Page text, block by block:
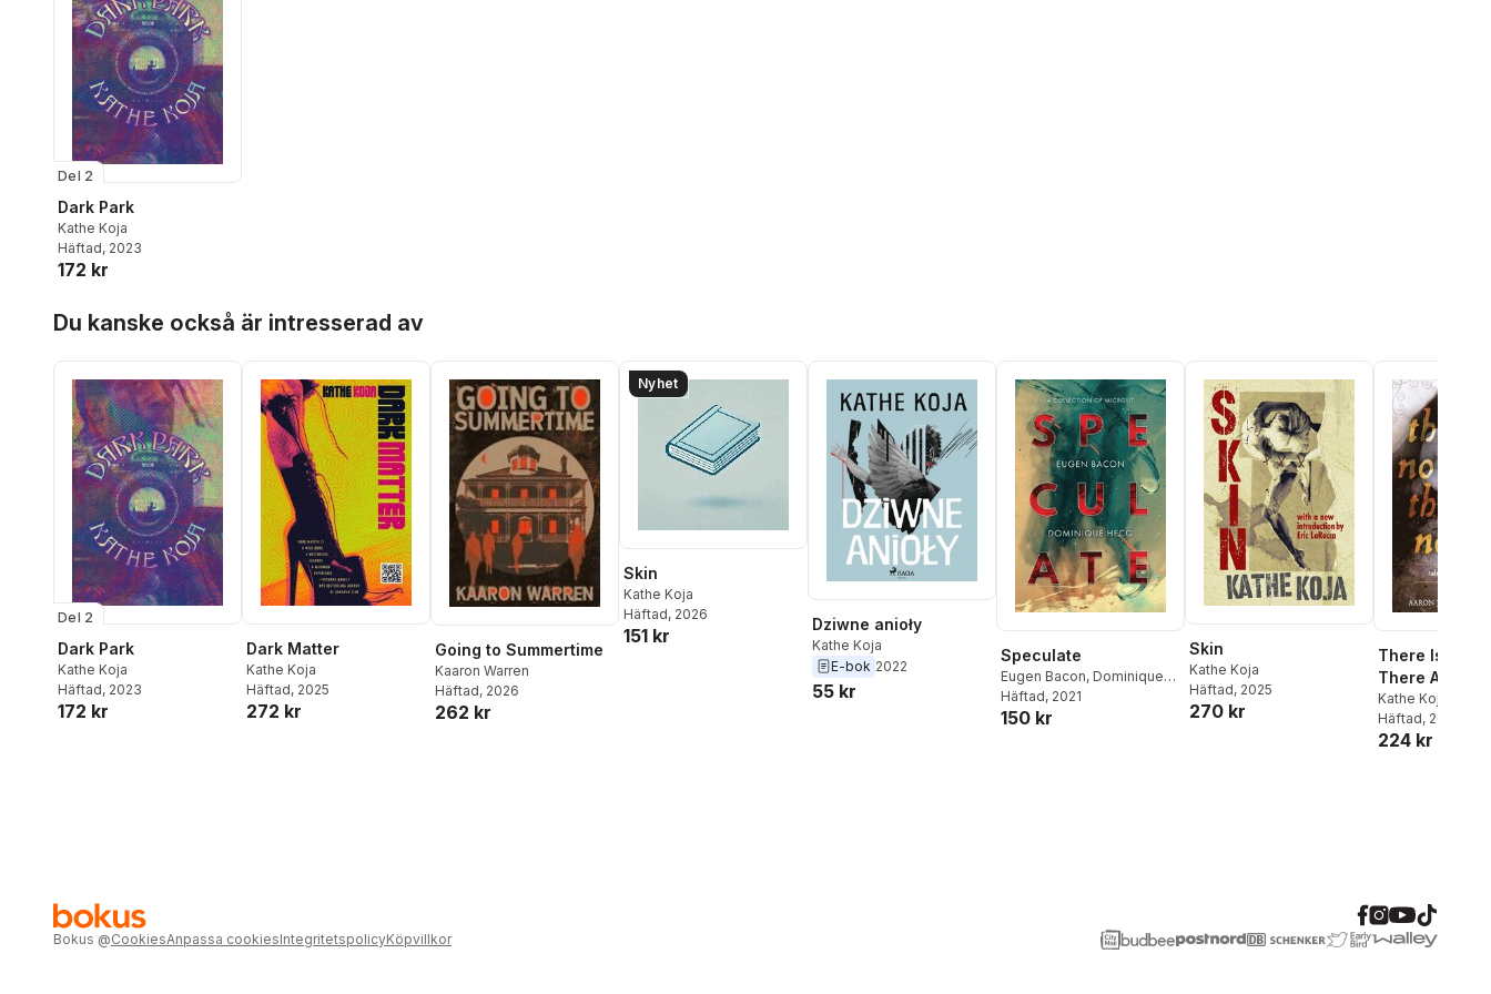
Del 2
Dark Park
Kathe Koja
Häftad, 2023
172 kr
Du kanske också är intresserad av
Del 2
Dark Park
Kathe Koja
Häftad, 2023
172 kr
Dark Matter
Kathe Koja
Häftad, 2025
272 kr
Going to Summertime
Kaaron Warren
Häftad, 2026
262 kr
Nyhet
Skin
Kathe Koja
Häftad, 2026
151 kr
Dziwne anioły
Kathe Koja
E-bok 2022
55 kr
Speculate
Eugen Bacon, Dominique
Hecq
Häftad, 2021
150 kr
Skin
Kathe Koja
Häftad, 2025
270 kr
There Is No
There Are No
Kathe Koja
Laird Barron
Häftad, 2021
224 kr
Bokus @CookiesAnpassa cookiesIntegritetspolicyKöpvillkor